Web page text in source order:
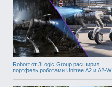
Robort от 3Logic Group расширил
портфель роботами Unitree A2 и A2-W